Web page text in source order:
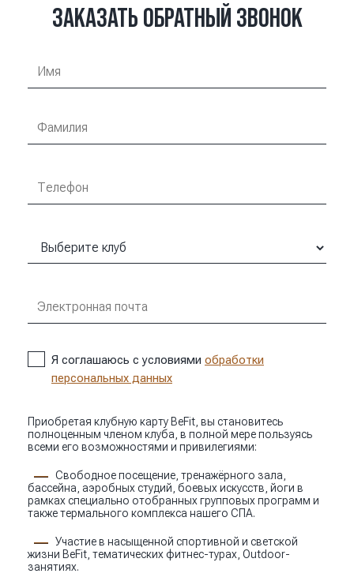
ЗАКАЗАТЬ ОБРАТНЫЙ ЗВОНОК
Я соглашаюсь с условиями обработки
персональных данных
Приобретая клубную карту BeFit, вы становитесь
полноценным членом клуба, в полной мере пользуясь
всеми его возможностями и привилегиями:
Свободное посещение, тренажёрного зала,
бассейна, аэробных студий, боевых искусств, йоги в
рамках специально отобранных групповых программ и
также термального комплекса нашего СПА.
Участие в насыщенной спортивной и светской
жизни BeFit, тематических фитнес-турах, Outdoor-
занятиях.